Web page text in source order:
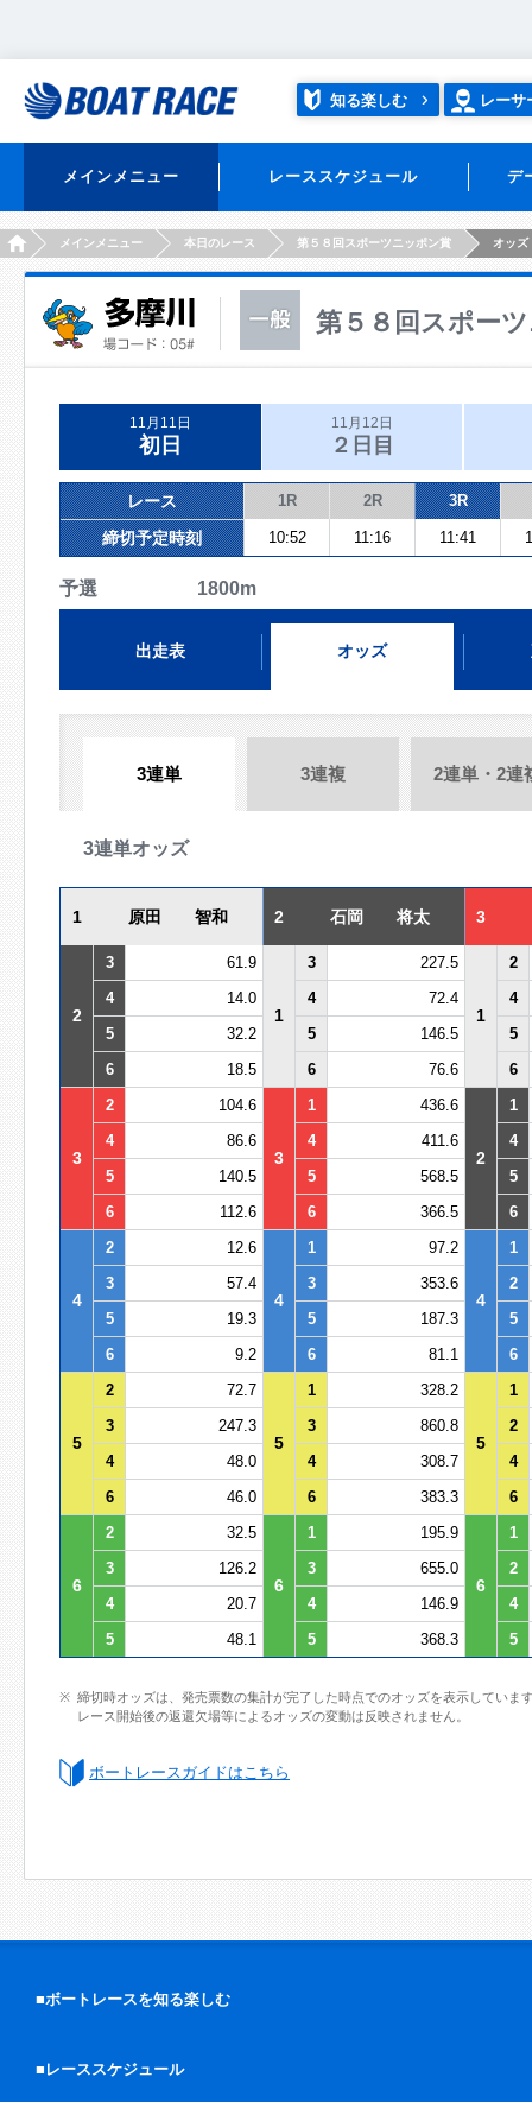
知る楽しむ レーサ
メインメニュー レーススケジュール デ
HOMEメインメニュー 本日のレース 第５８回スポーツニッポン賞 オッズ
第５８回スポー
11月11日
初日
11月12日
２日目
レース 1R 2R 3R
締切予定時刻 10:52 11:16 11:41
予選 1800m
出走表 オッズ
3連単 3連複 2連単・2連
3連単オッズ
1 原田 智和 2 石岡 将太 3
2
3 61.9
1
3 227.5
1
2
4
14.0 4 72.4
4
5
32.2 5 146.5
5
6
18.5 6 76.6 6
3
2 104.6
3
1 436.6
2
1
4
86.6 4 411.6
4
5
140.5 5 568.5
5
6
112.6 6 366.5 6
4
2 12.6
4
1 97.2
4
1
3
57.4 3 353.6
2
5
19.3 5 187.3
5
6
9.2 6 81.1 6
5
2 72.7
5
1 328.2
5
1
3
247.3 3 860.8
2
4
48.0 4 308.7
4
6
46.0 6 383.3 6
6
2 32.5
6
1 195.9
6
1
3
126.2 3 655.0
2
4
20.7 4 146.9
4
5
48.1 5 368.3 5
締切時オッズは、発売票数の集計が完了した時点でのオッズを表示していま
レース開始後の返還欠場等によるオッズの変動は反映されません。
ボートレースガイドはこちら
■ボートレースを知る楽しむ
■レーススケジュール